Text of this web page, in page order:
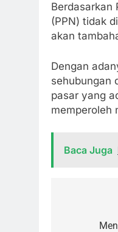
Berdasarkan
(PPN) tidak
akan
Dengan
sehubungan
pasar yang
memperoleh
Baca Juga